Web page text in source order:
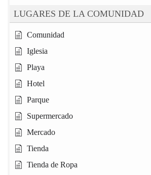
LUGARES DE LA COMUNIDAD
Comunidad
Iglesia
Playa
Hotel
Parque
Supermercado
Mercado
Tienda
Tienda de Ropa